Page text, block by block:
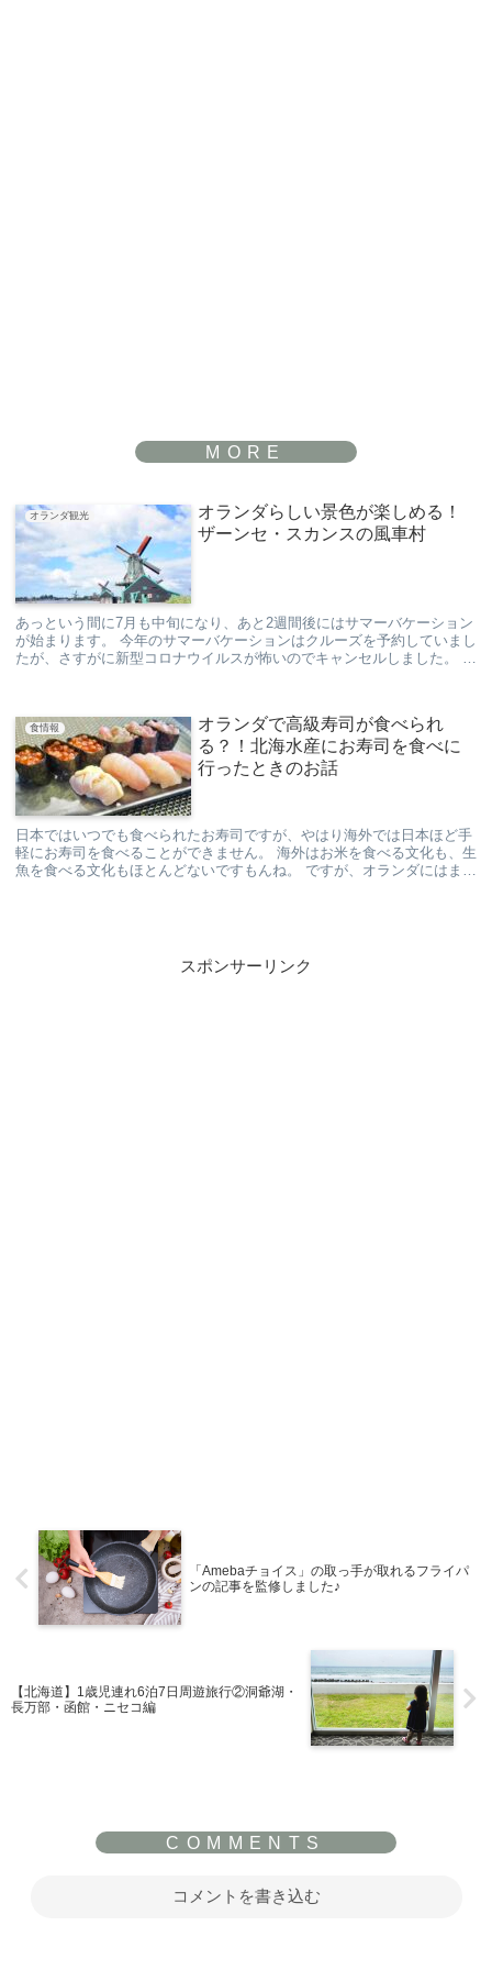
オランダ観光
オランダらしい景色が楽しめる！
ザーンセ・スカンスの風車村
あっという間に7月も中旬になり、あと2週間後にはサマーバケーション
が始まります。 今年のサマーバケーションはクルーズを予約していまし
たが、さすがに新型コロナウイルスが怖いのでキャンセルしました。 代
食情報
オランダで高級寿司が食べられ
る？！北海水産にお寿司を食べに
行ったときのお話
日本ではいつでも食べられたお寿司ですが、やはり海外では日本ほど手
軽にお寿司を食べることができません。 海外はお米を食べる文化も、生
魚を食べる文化もほとんどないですもんね。 ですが、オランダにはまさ
スポンサーリンク
「Amebaチョイス」の取っ手が取れるフライパ
ンの記事を監修しました♪
【北海道】1歳児連れ6泊7日周遊旅行②洞爺湖・
長万部・函館・ニセコ編
コメントを書き込む